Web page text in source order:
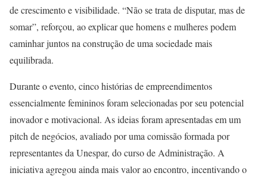
de crescimento e visibilidade. “Não se trata de disputar, mas de
somar”, reforçou, ao explicar que homens e mulheres podem
caminhar juntos na construção de uma sociedade mais
equilibrada.
Durante o evento, cinco histórias de empreendimentos
essencialmente femininos foram selecionadas por seu potencial
inovador e motivacional. As ideias foram apresentadas em um
pitch de negócios, avaliado por uma comissão formada por
representantes da Unespar, do curso de Administração. A
iniciativa agregou ainda mais valor ao encontro, incentivando o